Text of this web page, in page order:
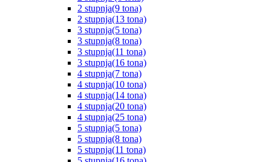
2 stupnja(9 tona)
2 stupnja(13 tona)
3 stupnja(5 tona)
3 stupnja(8 tona)
3 stupnja(11 tona)
3 stupnja(16 tona)
4 stupnja(7 tona)
4 stupnja(10 tona)
4 stupnja(14 tona)
4 stupnja(20 tona)
4 stupnja(25 tona)
5 stupnja(5 tona)
5 stupnja(8 tona)
5 stupnja(11 tona)